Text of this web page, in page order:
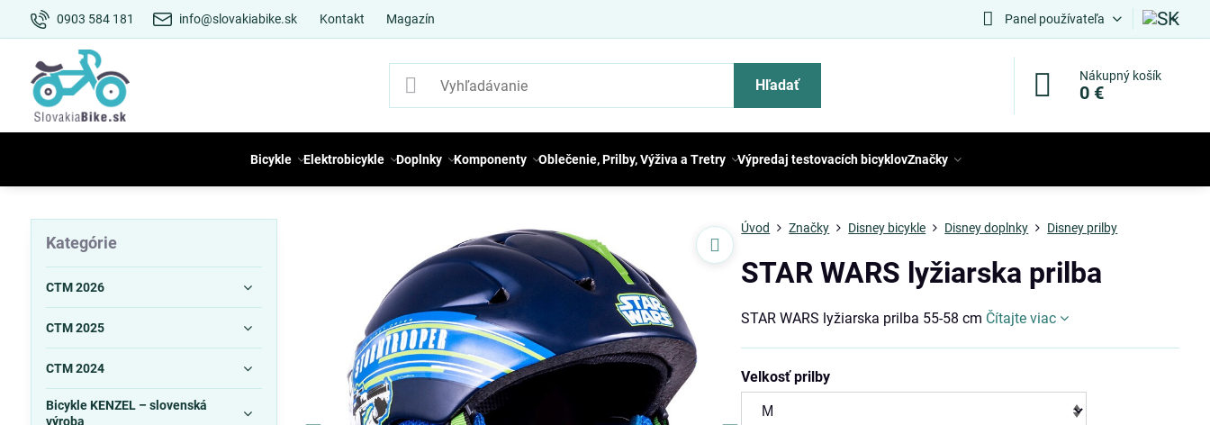
0903 584 181 info@slovakiabike.sk Kontakt Magazín Panel používateľa
Hľadať
Nákupný košík
0 €
Bicykle Elektrobicykle Doplnky Komponenty Oblečenie, Prilby, Výživa a Tretry Výpredaj testovacích bicyklovZnačky
Úvod Značky Disney bicykle Disney doplnky Disney prilby
STAR WARS lyžiarska prilba
STAR WARS lyžiarska prilba 55-58 cm Čítajte viac
Velkosť prilby
Kategórie
CTM 2026
CTM 2025
CTM 2024
Bicykle KENZEL – slovenská
výroba